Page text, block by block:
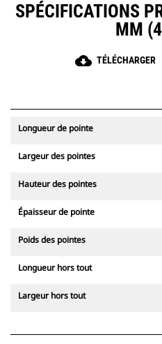
SPÉCIFICATIONS
MM
cloud_download TÉLÉCHARGER
Longueur de pointe
Largeur des pointes
Hauteur des pointes
Épaisseur de pointe
Poids des pointes
Longueur hors tout
Largeur hors tout